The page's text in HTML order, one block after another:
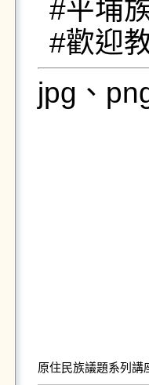
#平埔
jpg、
原住民族議題系列講